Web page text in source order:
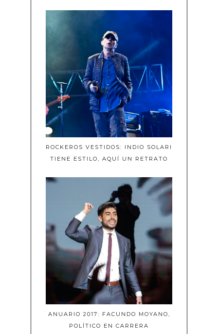
ROCKEROS VESTIDOS: INDIO SOLARI
TIENE ESTILO, AQUÍ UN RETRATO
ANUARIO 2017: FACUNDO MOYANO,
POLÍTICO EN CARRERA